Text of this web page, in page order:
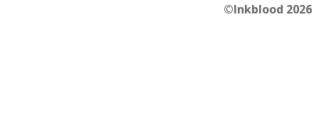
©Inkblood 2026